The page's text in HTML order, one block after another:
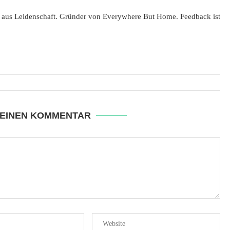
Leidenschaft. Gründer von Everywhere But Home. Feedback ist
KOMMENTAR